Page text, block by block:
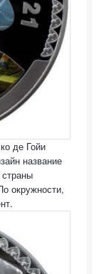
де Гойи
название
окружности,